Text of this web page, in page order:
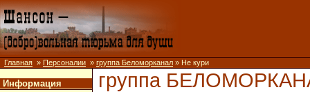
Главная » Персоналии » группа Беломорканал » Не кури
Информация группа